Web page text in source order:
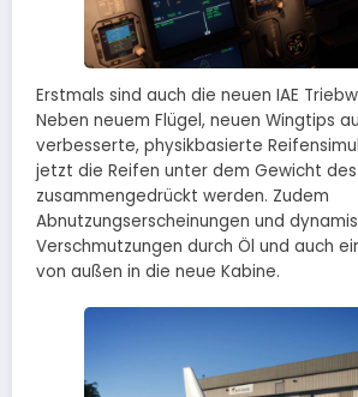
Erstmals sind auch die neuen IAE
Neben neuem Flügel, neuen Wingtips
verbesserte, physikbasierte
jetzt die Reifen unter dem Gewicht des
zusammengedrückt werden. Zudem
Abnutzungserscheinungen und
Verschmutzungen durch Öl und auch
von außen in die neue Kabine.